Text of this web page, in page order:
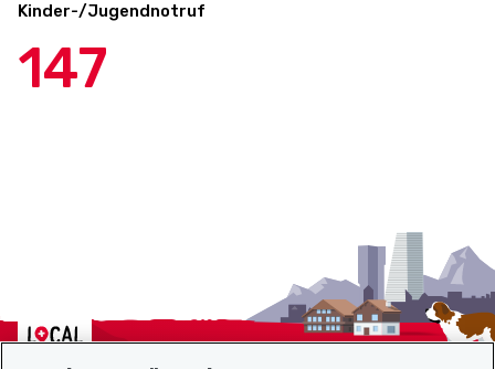
Kinder-/Jugendnotruf
147
Localcities